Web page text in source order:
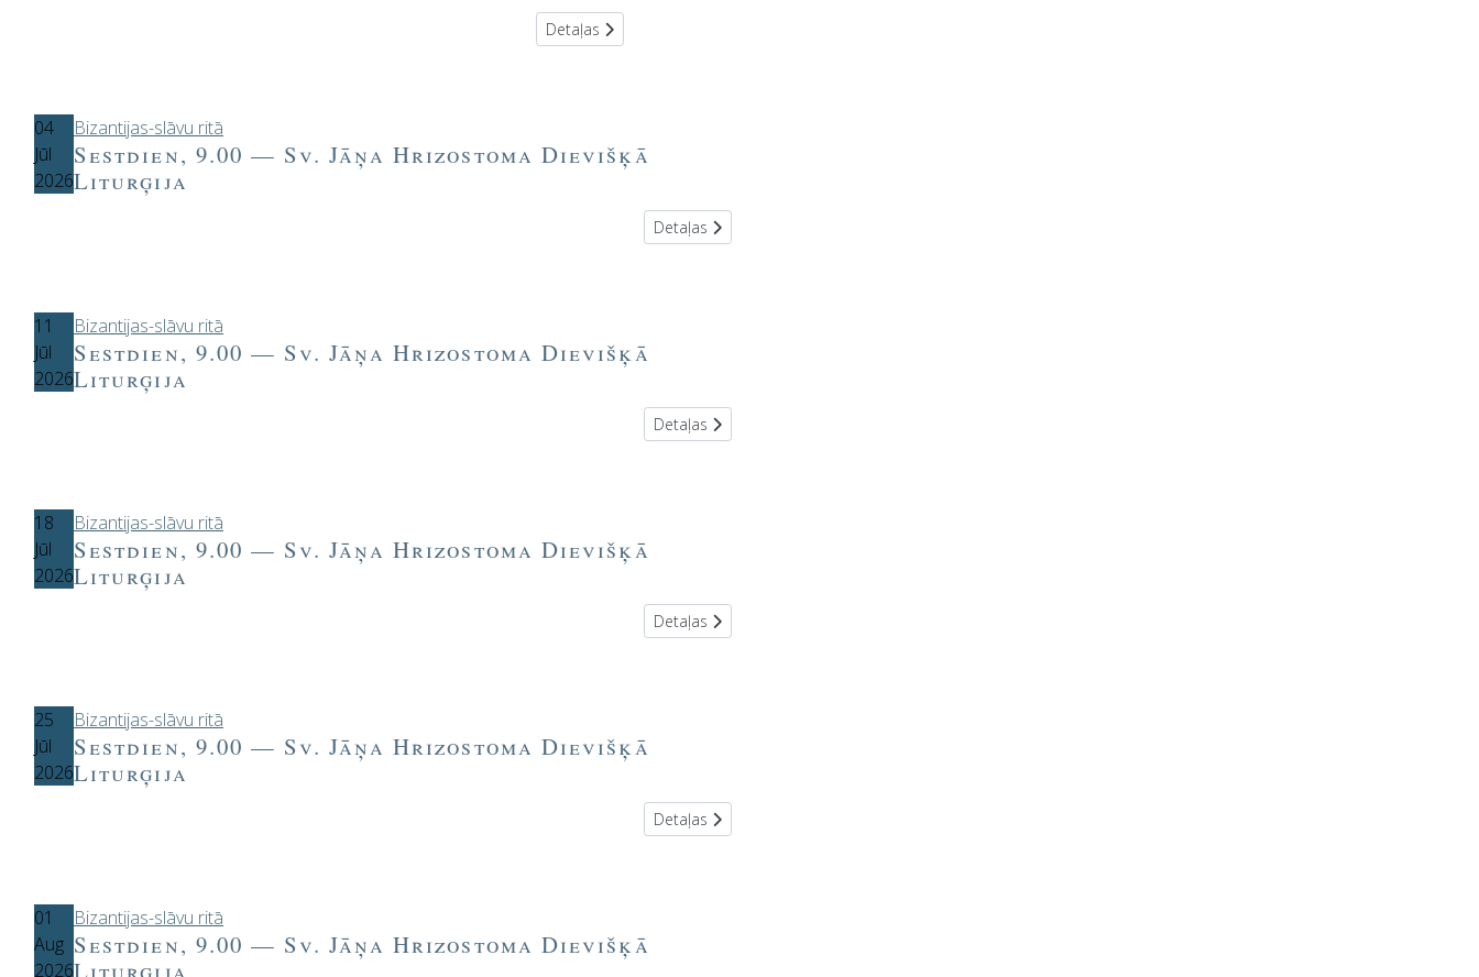
Detaļas
04
Jūl
2026
Bizantijas-slāvu ritā
Sestdien, 9.00 — Sv. Jāņa Hrizostoma Dievišķā
Liturģija
Detaļas
11
Jūl
2026
Bizantijas-slāvu ritā
Sestdien, 9.00 — Sv. Jāņa Hrizostoma Dievišķā
Liturģija
Detaļas
18
Jūl
2026
Bizantijas-slāvu ritā
Sestdien, 9.00 — Sv. Jāņa Hrizostoma Dievišķā
Liturģija
Detaļas
25
Jūl
2026
Bizantijas-slāvu ritā
Sestdien, 9.00 — Sv. Jāņa Hrizostoma Dievišķā
Liturģija
Detaļas
01
Aug
2026
Bizantijas-slāvu ritā
Sestdien, 9.00 — Sv. Jāņa Hrizostoma Dievišķā
Liturģija